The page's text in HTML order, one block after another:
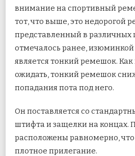
внимание на спортивный
тот, что выше, это недорогой
представленный в различных
отмечалось ранее,
является тонкий ремешок. Как
ожидать, тонкий ремешок
попадания пота под него.
Он поставляется со
штифта и защелки на концах.
расположены равномерно,
плотное прилегание.